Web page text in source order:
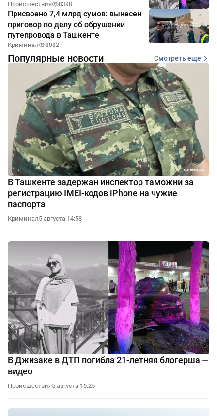
Происшествия 8398
Присвоено 7,4 млрд сумов: вынесен
приговор по делу об обрушении
путепровода в Ташкенте
Криминал 8082
Популярные новости Смотреть еще
В Ташкенте задержан инспектор таможни за
регистрацию IMEI-кодов iPhone на чужие
паспорта
Криминал5 августа 14:58
В Джизаке в ДТП погибла 21-летняя блогерша —
видео
Происшествия5 августа 16:25